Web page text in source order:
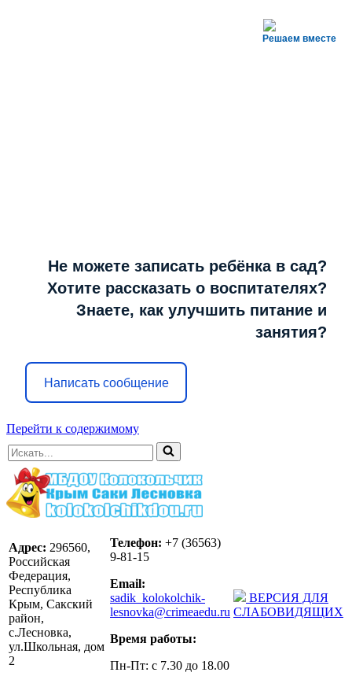
Решаем вместе
Не можете записать ребёнка в сад?
Хотите рассказать о воспитателях?
Знаете, как улучшить питание и
занятия?
Написать сообщение
Перейти к содержимому
Искать...
Адрес: 296560,
Российская
Федерация,
Республика
Крым, Сакский
район,
с.Лесновка,
ул.Школьная, дом
2
Телефон: +7 (36563)
9-81-15
Email:
sadik_kolokolchik-
lesnovka@crimeaedu.ru
Время работы:
Пн-Пт: с 7.30 до 18.00
ВЕРСИЯ ДЛЯ
СЛАБОВИДЯЩИХ